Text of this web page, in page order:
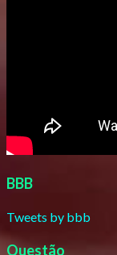
BBB
Tweets by bbb
Questão